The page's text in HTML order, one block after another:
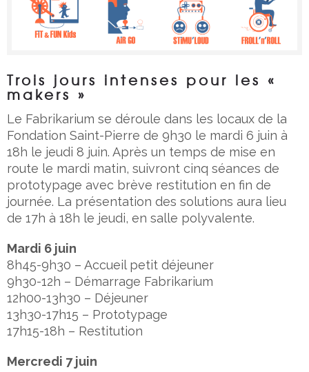
Trois jours intenses pour les «
makers »
Le Fabrikarium se déroule dans les locaux de la
Fondation Saint-Pierre de 9h30 le mardi 6 juin à
18h le jeudi 8 juin. Après un temps de mise en
route le mardi matin, suivront cinq séances de
prototypage avec brève restitution en fin de
journée. La présentation des solutions aura lieu
de 17h à 18h le jeudi, en salle polyvalente.
Mardi 6 juin
8h45-9h30 – Accueil petit déjeuner
9h30-12h – Démarrage Fabrikarium
12h00-13h30 – Déjeuner
13h30-17h15 – Prototypage
17h15-18h – Restitution
Mercredi 7 juin